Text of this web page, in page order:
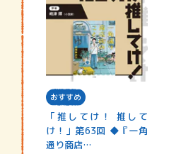
おすすめ
「推してけ！ 推して
け！」第63回 ◆『一角
通り商店…